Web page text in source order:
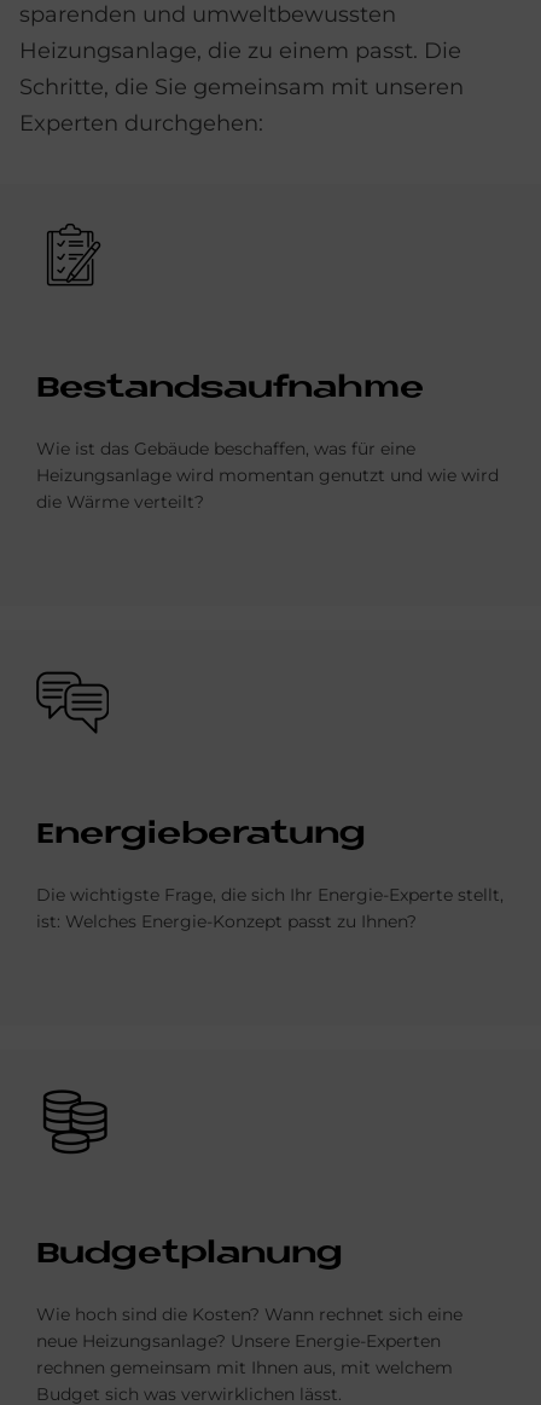
sparenden und umwelt­bewussten
Heizungsanlage, die zu einem passt. Die
Schritte, die Sie gemeinsam mit unseren
Experten durchgehen:
Bild
Be­stands­auf­nah­me
Wie ist das Gebäude beschaffen, was für eine
Heizungsanlage wird momentan genutzt und wie wird
die Wärme verteilt?
Bild
En­er­gie­be­ra­tung
Die wichtigste Frage, die sich Ihr Energie-Experte stellt,
ist: Welches Energie-Konzept passt zu Ihnen?
Bild
Bud­get­pla­nung
Wie hoch sind die Kosten? Wann rechnet sich eine
neue Heizungsanlage? Unsere Energie-Experten
rechnen gemeinsam mit Ihnen aus, mit welchem
Budget sich was verwirklichen lässt.